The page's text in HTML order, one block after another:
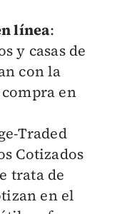
línea:
y casas de
con la
en
Traded
Cotizados
trata de
en el